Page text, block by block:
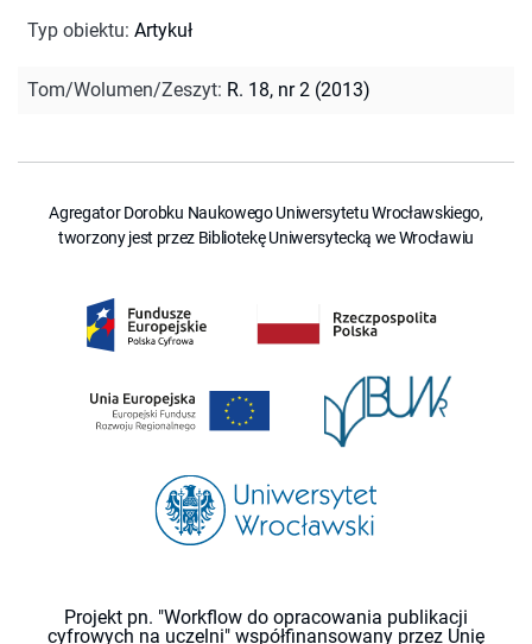
Typ obiektu: Artykuł
Tom/Wolumen/Zeszyt: R. 18, nr 2 (2013)
Agregator Dorobku Naukowego Uniwersytetu Wrocławskiego,
tworzony jest przez Bibliotekę Uniwersytecką we Wrocławiu
Projekt pn. "Workflow do opracowania publikacji
cyfrowych na uczelni" współfinansowany przez Unię